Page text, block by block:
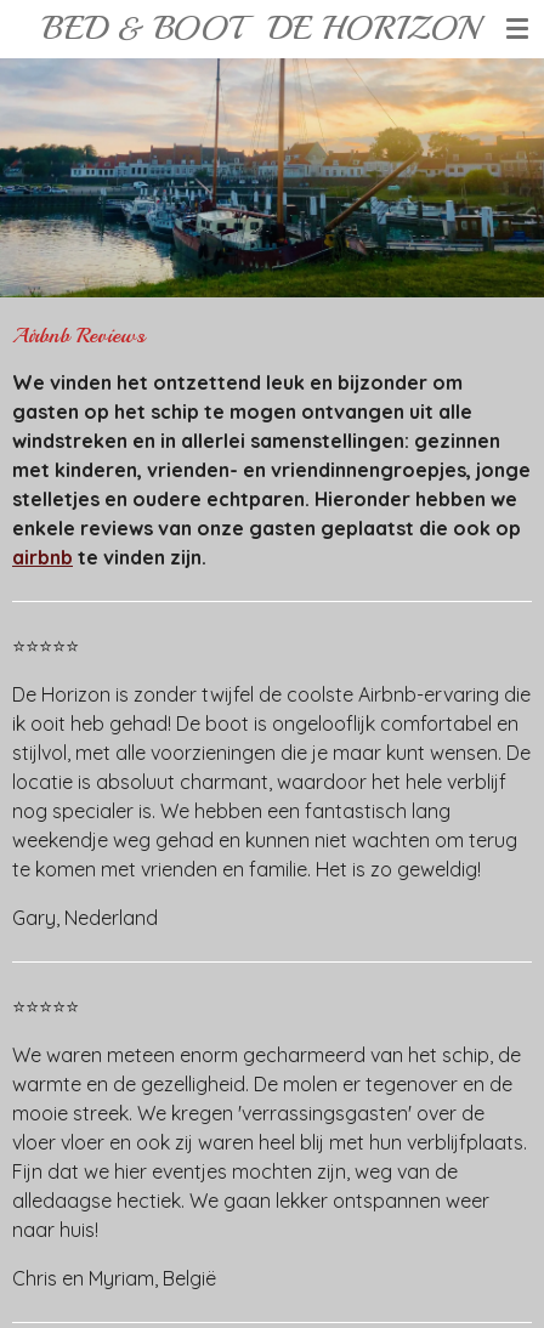
direct
naar
de
hoofdinhoud
BED & BOOT-DE HORIZON
Airbnb Reviews
We vinden het ontzettend leuk en bijzonder om
gasten op het schip te mogen ontvangen uit alle
windstreken en in allerlei samenstellingen: gezinnen
met kinderen, vrienden- en vriendinnengroepjes, jonge
stelletjes en oudere echtparen. Hieronder hebben we
enkele reviews van onze gasten geplaatst die ook op
airbnb te vinden zijn.
⭐⭐⭐⭐⭐
De Horizon is zonder twijfel de coolste Airbnb-ervaring die
ik ooit heb gehad! De boot is ongelooflijk comfortabel en
stijlvol, met alle voorzieningen die je maar kunt wensen. De
locatie is absoluut charmant, waardoor het hele verblijf
nog specialer is. We hebben een fantastisch lang
weekendje weg gehad en kunnen niet wachten om terug
te komen met vrienden en familie. Het is zo geweldig!
Gary, Nederland
⭐⭐⭐⭐⭐
We waren meteen enorm gecharmeerd van het schip, de
warmte en de gezelligheid. De molen er tegenover en de
mooie streek. We kregen 'verrassingsgasten' over de
vloer vloer en ook zij waren heel blij met hun verblijfplaats.
Fijn dat we hier eventjes mochten zijn, weg van de
alledaagse hectiek. We gaan lekker ontspannen weer
naar huis!
Chris en Myriam, België